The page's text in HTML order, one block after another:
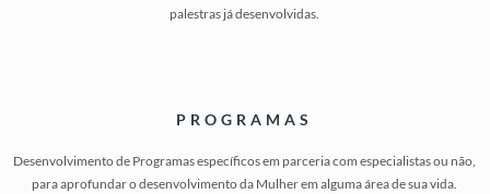
palestras já desenvolvidas.
PROGRAMAS
Desenvolvimento de Programas específicos em parceria com especialistas ou não,
para aprofundar o desenvolvimento da Mulher em alguma área de sua vida.